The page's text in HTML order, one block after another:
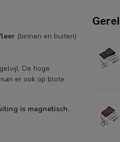
(binnen en buiten)
De hoge
er ook op blote
is magnetisch.